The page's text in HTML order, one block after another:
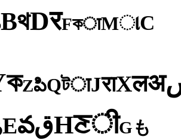
BথDरFকाMાC
কZపిQটाJराXलअ
EవقHਣीGも